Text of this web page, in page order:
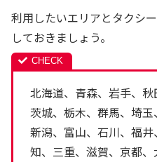
利用したいエリアとタクシ
しておきましょう。
北海道、青森、岩手、秋
茨城、栃木、群馬、埼玉
新潟、富山、石川、福
知、三重、滋賀、京都